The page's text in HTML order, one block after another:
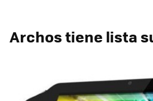
Archos tiene lista